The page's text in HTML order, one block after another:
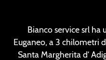
Bianco service srl ha
Euganeo, a 3 chilometri
Santa Margherita d’